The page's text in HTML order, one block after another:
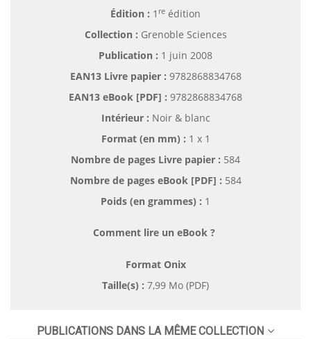
Édition : 1 re édition
Collection : Grenoble Sciences
Publication : 1 juin 2008
EAN13 Livre papier : 9782868834768
EAN13 eBook [PDF] : 9782868834768
Intérieur : Noir & blanc
Format (en mm) : 1 x 1
Nombre de pages Livre papier : 584
Nombre de pages eBook [PDF] : 584
Poids (en grammes) : 1
Comment lire un eBook ?
Format Onix
Taille(s) : 7,99 Mo (PDF)
PUBLICATIONS DANS LA MÊME COLLECTION